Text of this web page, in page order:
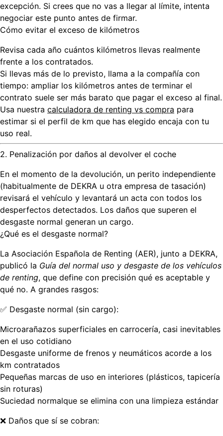
excepción. Si crees que no vas a llegar al límite, intenta
negociar este punto antes de firmar.
Cómo evitar el exceso de kilómetros
Revisa cada año cuántos kilómetros llevas realmente
frente a los contratados.
Si llevas más de lo previsto, llama a la compañía con
tiempo: ampliar los kilómetros antes de terminar el
contrato suele ser más barato que pagar el exceso al final.
Usa nuestra calculadora de renting vs compra para
estimar si el perfil de km que has elegido encaja con tu
uso real.
2. Penalización por daños al devolver el coche
En el momento de la devolución, un perito independiente
(habitualmente de DEKRA u otra empresa de tasación)
revisará el vehículo y levantará un acta con todos los
desperfectos detectados. Los daños que superen el
desgaste normal generan un cargo.
¿Qué es el desgaste normal?
La Asociación Española de Renting (AER), junto a DEKRA,
publicó la Guía del normal uso y desgaste de los vehículos
de renting, que define con precisión qué es aceptable y
qué no. A grandes rasgos:
✅ Desgaste normal (sin cargo):
Microarañazos superficiales en carrocería, casi inevitables
en el uso cotidiano
Desgaste uniforme de frenos y neumáticos acorde a los
km contratados
Pequeñas marcas de uso en interiores (plásticos, tapicería
sin roturas)
Suciedad normalque se elimina con una limpieza estándar
❌ Daños que sí se cobran: